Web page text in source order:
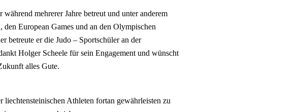
mehrerer Jahre betreut und unter anderem
den European Games und an den Olympischen
betreute er die Judo – Sportschüler an der
Holger Scheele für sein Engagement und wünscht
alles Gute.
liechtensteinischen Athleten fortan gewährleisten zu